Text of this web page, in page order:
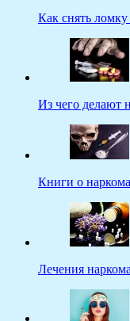
Как снять
Из чего делают
Книги о
Лечения